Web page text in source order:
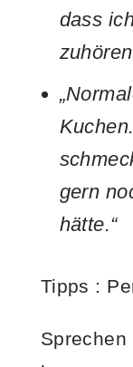
dass
gern
hätte.“
Tipps :